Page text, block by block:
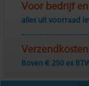
Voor bedrijf
alles uit voorraad
Boven € 250 ex